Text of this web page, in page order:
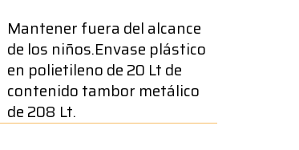
Mantener fuera del alcance
de los niños.Envase plástico
en polietileno de 20 Lt de
contenido tambor metálico
de 208 Lt.